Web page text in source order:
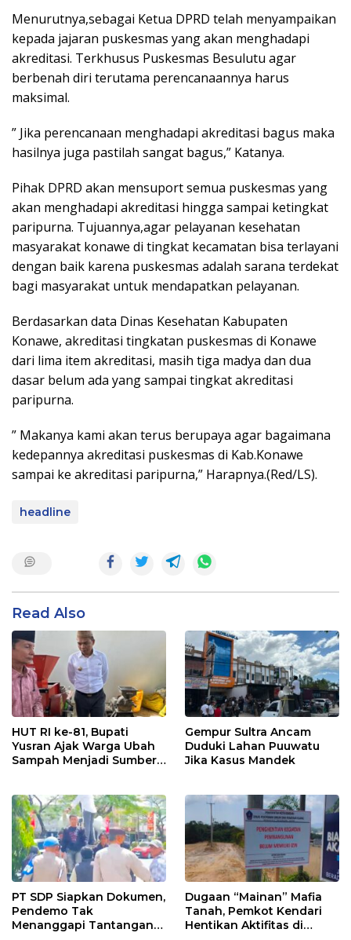
Menurutnya,sebagai Ketua DPRD telah menyampaikan
kepada jajaran puskesmas yang akan menghadapi
akreditasi. Terkhusus Puskesmas Besulutu agar
berbenah diri terutama perencanaannya harus
maksimal.
” Jika perencanaan menghadapi akreditasi bagus maka
hasilnya juga pastilah sangat bagus,” Katanya.
Pihak DPRD akan mensuport semua puskesmas yang
akan menghadapi akreditasi hingga sampai ketingkat
paripurna. Tujuannya,agar pelayanan kesehatan
masyarakat konawe di tingkat kecamatan bisa terlayani
dengan baik karena puskesmas adalah sarana terdekat
bagi masyarakat untuk mendapatkan pelayanan.
Berdasarkan data Dinas Kesehatan Kabupaten
Konawe, akreditasi tingkatan puskesmas di Konawe
dari lima item akreditasi, masih tiga madya dan dua
dasar belum ada yang sampai tingkat akreditasi
paripurna.
” Makanya kami akan terus berupaya agar bagaimana
kedepannya akreditasi puskesmas di Kab.Konawe
sampai ke akreditasi paripurna,” Harapnya.(Red/LS).
headline
Read Also
HUT RI ke-81, Bupati
Yusran Ajak Warga Ubah
Sampah Menjadi Sumber
Gempur Sultra Ancam
Duduki Lahan Puuwatu
Jika Kasus Mandek
PT SDP Siapkan Dokumen,
Pendemo Tak
Menanggapi Tantangan
Dugaan “Mainan” Mafia
Tanah, Pemkot Kendari
Hentikan Aktifitas di